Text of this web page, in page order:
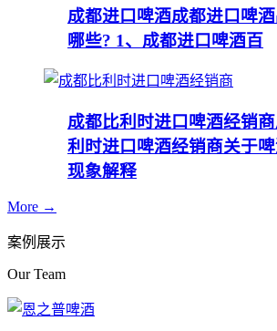
成都进口啤酒成都进口啤
哪些? 1、成都进口啤酒百
成都比利时进口啤酒经销商
利时进口啤酒经销商关于
现象解释
More →
案例展示
Our Team